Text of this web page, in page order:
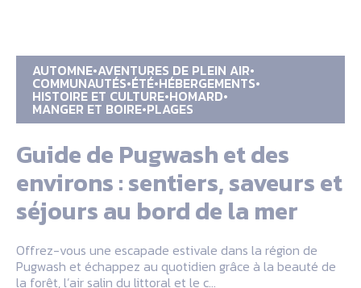
AUTOMNE AVENTURES DE PLEIN AIR
COMMUNAUTÉS ÉTÉ HÉBERGEMENTS
HISTOIRE ET CULTURE HOMARD
MANGER ET BOIRE PLAGES
Guide de Pugwash et des
environs : sentiers, saveurs et
séjours au bord de la mer
Offrez-vous une escapade estivale dans la région de
Pugwash et échappez au quotidien grâce à la beauté de
la forêt, l’air salin du littoral et le c…